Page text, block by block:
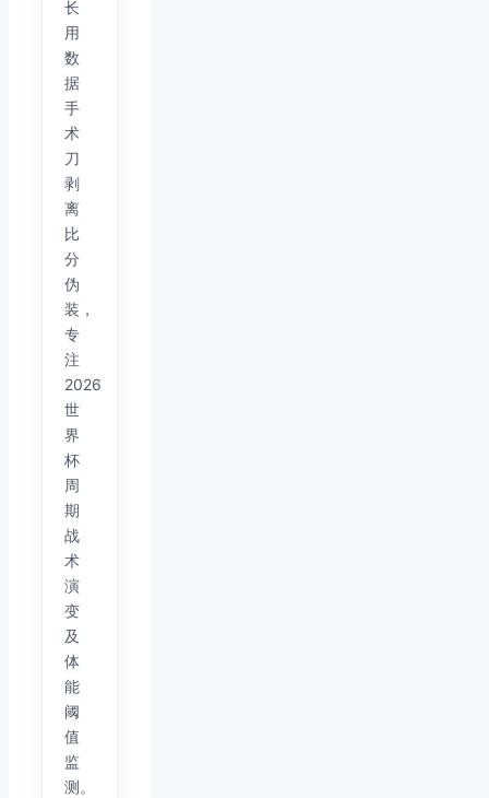
长
用
数
据
手
术
刀
剥
离
比
分
伪
装，
专
注
2026
世
界
杯
周
期
战
术
演
变
及
体
能
阈
值
监
测。